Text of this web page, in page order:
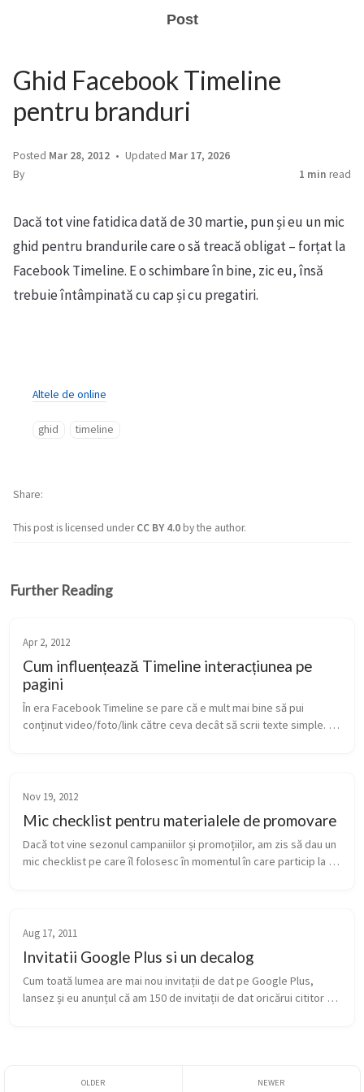
Post
Ghid Facebook Timeline
pentru branduri
Posted Mar 28, 2012 Updated Mar 17, 2026
By
1 min read
Dacă tot vine fatidica dată de 30 martie, pun și eu un mic
ghid pentru brandurile care o să treacă obligat – forțat la
Facebook Timeline. E o schimbare în bine, zic eu, însă
trebuie întâmpinată cu cap și cu pregatiri.
Altele de online
ghid timeline
This post is licensed underCC BY 4.0by the author.
Share
Further Reading
Apr 2, 2012
Cum influențează Timeline interacțiunea pe
pagini
În era Facebook Timeline se pare că e mult mai bine să pui
conținut video/foto/link către ceva decât să scrii texte simple.
Nov 19, 2012
Mic checklist pentru materialele de promovare
Dacă tot vine sezonul campaniilor și promoțiilor, am zis să dau un
mic checklist pe care îl folosesc în momentul în care particip la
Aug 17, 2011
Invitatii Google Plus si un decalog
Cum toată lumea are mai nou invitații de dat pe Google Plus,
lansez și eu anunțul că am 150 de invitații de dat oricărui cititor